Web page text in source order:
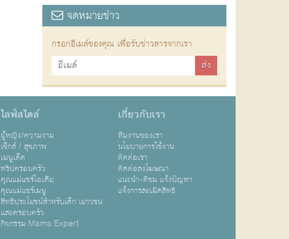
จดหมายข่าว
กรอกอีเมล์ของคุณ เพื่อรับข่าวสารจากเรา
ไลฟ์สไตล์
ผู้หญิง/ความงาม
เซ็กส์ / สุขภาพ
เมนูเด็ด
ทริปครอบครัว
คุณแม่แชร์ไอเดีย
คุณแม่แชร์เมนู
สิทธิประโยชน์สำหรับเด็ก เยาวชน
และครอบครัว
กิจกรรม Mama Expert
เกี่ยวกับเรา
ทีมงานของเรา
นโยบายการใช้งาน
ติดต่อเรา
ติดต่อลงโฆษณา
แนะนำ-ติชม แจ้งปัญหา
แจ้งการละเมิดสิทธิ